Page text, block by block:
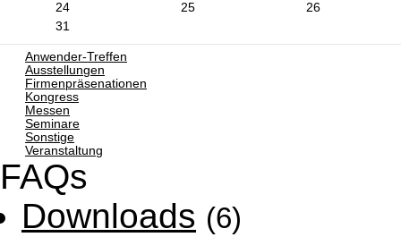
24
25
26
31
Anwender-Treffen
Ausstellungen
Firmenpräsenationen
Kongress
Messen
Seminare
Sonstige
Veranstaltung
FAQs
Downloads (6)